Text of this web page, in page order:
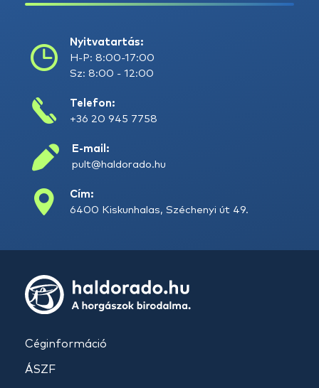
Nyitvatartás:
H-P: 8:00-17:00
Sz: 8:00 - 12:00
Telefon:
+36 20 945 7758
E-mail:
pult@haldorado.hu
Cím:
6400 Kiskunhalas, Széchenyi út 49.
Céginformáció
ÁSZF